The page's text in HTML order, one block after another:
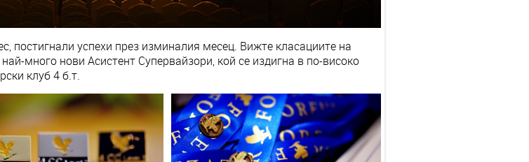
постигнали успехи през изминалия месец. Вижте класациите на
много нови Асистент Супервайзори, кой се издигна в по-високо
клуб 4 б.т.